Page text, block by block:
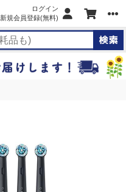
ログイン
新規会員登録(無料)